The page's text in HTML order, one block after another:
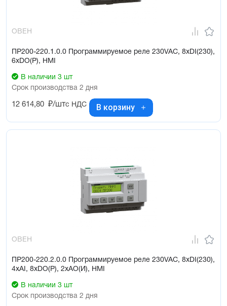
ОВЕН
ПР200-220.1.0.0 Программируемое реле 230VAC, 8xDI(230),
6xDO(Р), HMI
В наличии 3 шт
Срок производства 2 дня
12 614,80 ₽/штс НДС В корзину
ОВЕН
ПР200-220.2.0.0 Программируемое реле 230VAC, 8xDI(230),
4xAI, 8xDO(Р), 2xAO(И), HMI
В наличии 3 шт
Срок производства 2 дня